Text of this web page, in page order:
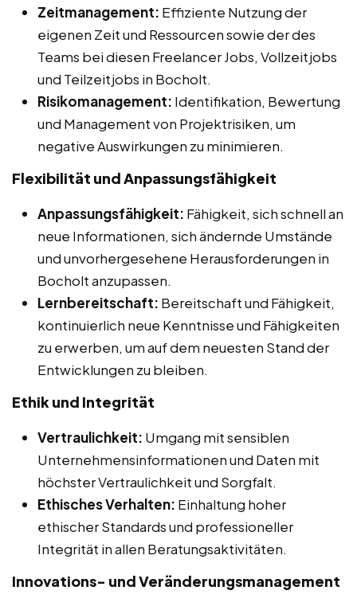
Zeitmanagement: Effiziente Nutzung der
eigenen Zeit und Ressourcen sowie der des
Teams bei diesen Freelancer Jobs, Vollzeitjobs
und Teilzeitjobs in Bocholt.
Risikomanagement: Identifikation, Bewertung
und Management von Projektrisiken, um
negative Auswirkungen zu minimieren.
Flexibilität und Anpassungsfähigkeit
Anpassungsfähigkeit: Fähigkeit, sich schnell an
neue Informationen, sich ändernde Umstände
und unvorhergesehene Herausforderungen in
Bocholt anzupassen.
Lernbereitschaft: Bereitschaft und Fähigkeit,
kontinuierlich neue Kenntnisse und Fähigkeiten
zu erwerben, um auf dem neuesten Stand der
Entwicklungen zu bleiben.
Ethik und Integrität
Vertraulichkeit: Umgang mit sensiblen
Unternehmensinformationen und Daten mit
höchster Vertraulichkeit und Sorgfalt.
Ethisches Verhalten: Einhaltung hoher
ethischer Standards und professioneller
Integrität in allen Beratungsaktivitäten.
Innovations- und Veränderungsmanagement